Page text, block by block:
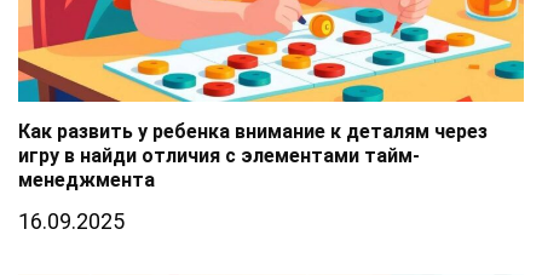
Как развить у ребенка внимание к деталям через
игру в найди отличия с элементами тайм-
менеджмента
16.09.2025